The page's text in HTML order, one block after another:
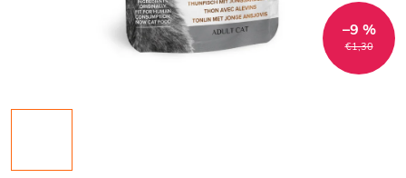
€1,30
–9 %